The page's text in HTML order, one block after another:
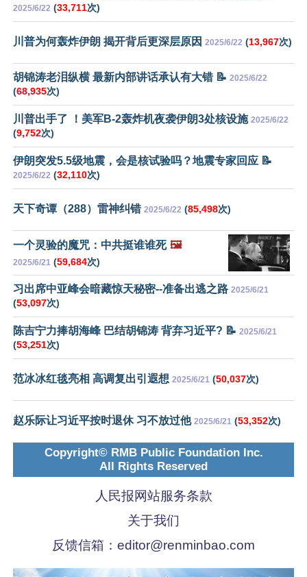
2025/6/22 (33,711次)
川普为何轰炸伊朗 揭开背后更深层原因 2025/6/22 (13,967次)
胡锦涛老泪纵横 最新内部讲话承认有大错 📝 2025/6/22
(68,935次)
川普出手了 ！美军B-2轰炸机夜袭伊朗3处核设施 2025/6/22
(9,752次)
伊朗突发5.5级地震，会是核试验吗？地震专家回应 📝
2025/6/22 (32,110次)
天下奇谭（288）雷神纠错 2025/6/22 (85,498次)
一个灵验的魔咒：中共挺谁谁死 🖼️
2025/6/21 (59,684次)
习出席中亚峰会暗藏惊天秘密--准备出逃之路 2025/6/21
(53,097次)
陈吉宁力捧胡海峰 巴结胡锦涛 背弃习近平? 📝 2025/6/21
(53,251次)
范冰冰红毯亮相 高调复出引遐想 2025/6/21 (50,037次)
赵乐际让习近平按时退休 习不放过他 2025/6/21 (53,352次)
Copyright© RMB Public Foundation Inc.
All Rights Reserved
人民报网站服务条款
关于我们
反馈信箱： editor@renminbao.com